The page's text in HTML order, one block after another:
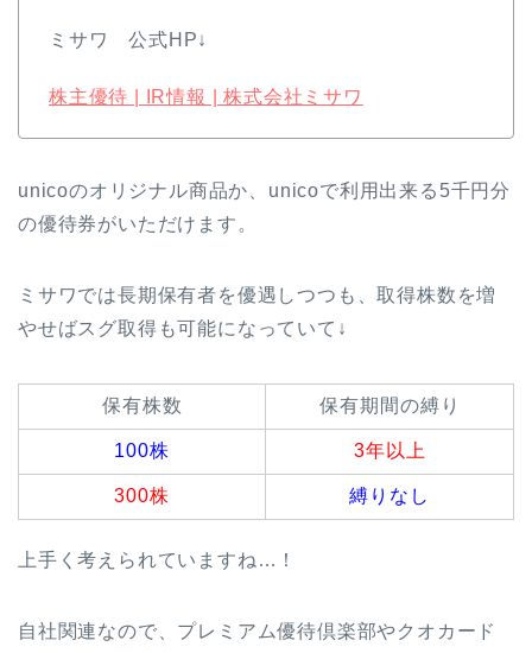
ミサワ 公式HP↓
株主優待 | IR情報 | 株式会社ミサワ
unicoのオリジナル商品か、unicoで利用出来る5千円分
の優待券がいただけます。
ミサワでは長期保有者を優遇しつつも、取得株数を増
やせばスグ取得も可能になっていて↓
保有株数 保有期間の縛り
100株 3年以上
300株 縛りなし
上手く考えられていますね…！
自社関連なので、プレミアム優待倶楽部やクオカード